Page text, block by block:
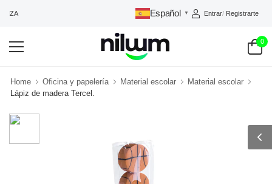
Español ▼ Entrar/ Registrarte
0
Home Oficina y papelería Material escolar
Material escolar
Lápiz de madera Tercel.